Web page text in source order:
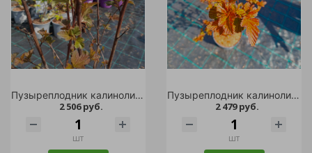
Пузыреплодник калинолистный Мэджик Санрайз С5 1шт / Magic Sunrise
2 506 руб.
шт
Пузыреплодник калинолистный Мэджик Санрайз С5 1шт / Magic Sunrise
2 479 руб.
шт